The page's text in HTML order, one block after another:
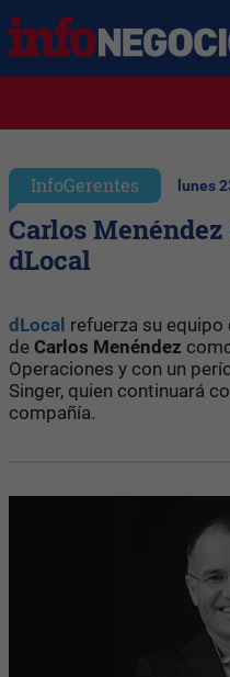
InfoGerentes lunes
Carlos Menéndez
dLocal
dLocal refuerza su
de Carlos Menéndez
Operaciones y con un
Singer, quien continuará
compañía.